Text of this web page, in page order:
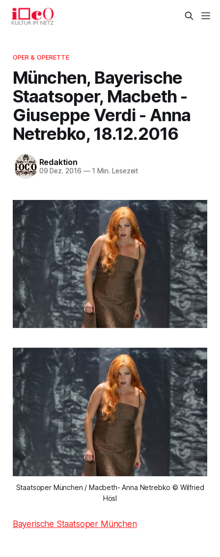
OPER & OPERETTE
München, Bayerische
Staatsoper, Macbeth -
Giuseppe Verdi - Anna
Netrebko, 18.12.2016
Redaktion
09 Dez. 2016 —1 Min. Lesezeit
Staatsoper München / Macbeth- Anna Netrebko © Wilfried
Hösl
Bayerische Staatsoper München